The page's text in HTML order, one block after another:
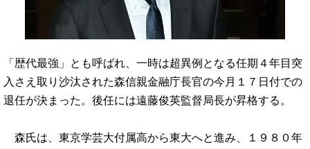
「歴代最強」とも呼ばれ、一時は超異例となる任期４年目突
入さえ取り沙汰された森信親金融庁長官の今月１７日付での
退任が決まった。後任には遠藤俊英監督局長が昇格する。
森氏は、東京学芸大付属高から東大へと進み、１９８０年